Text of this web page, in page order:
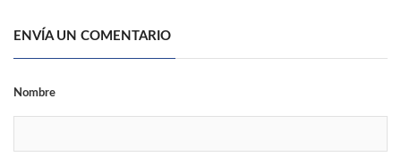
ENVÍA UN COMENTARIO
Nombre